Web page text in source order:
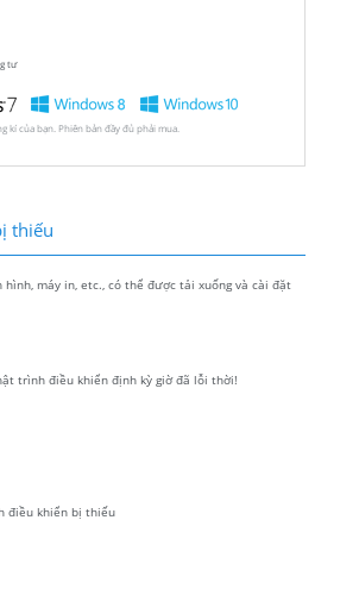
tư
của bạn. Phiên bản đầy đủ phải mua.
thiếu
máy in, etc., có thể được tải xuống và cài đặt
trình điều khiển định kỳ giờ đã lỗi thời!
điều khiển bị thiếu